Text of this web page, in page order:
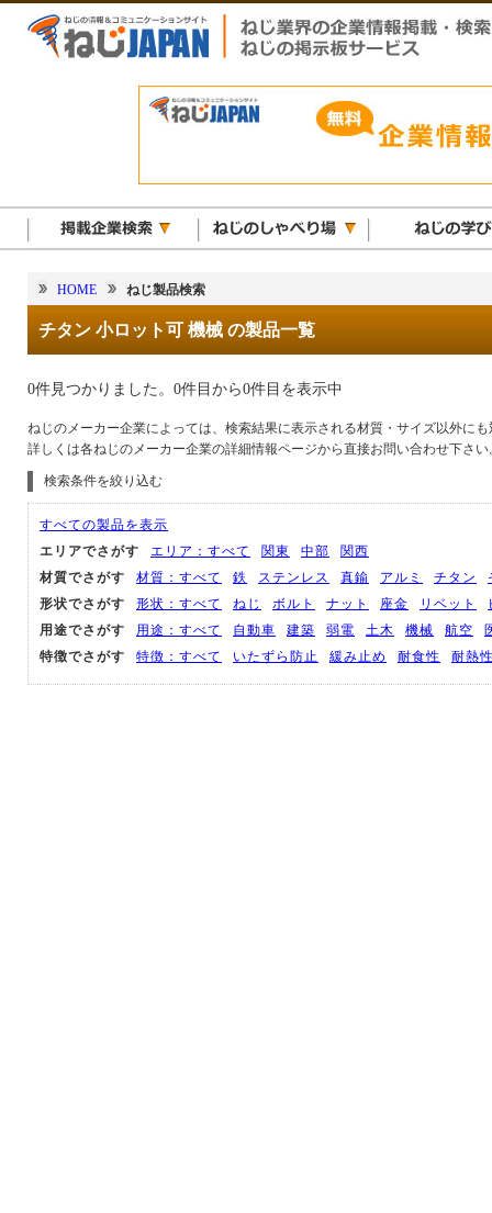
HOME ねじ製品検索
チタン 小ロット可 機械 の製品一覧
0件見つかりました。0件目から0件目を表示中
ねじのメーカー企業によっては、検索結果に表示される材質・サイズ以外に
詳しくは各ねじのメーカー企業の詳細情報ページから直接お問い合わせ下さい
検索条件を絞り込む
すべての製品を表示
エリアでさがす
エリア：すべて 関東 中部
関西
材質でさがす
材質：すべて 鉄 ステンレス 真鍮 アルミ チタン
形状でさがす
形状：すべて ねじ ボルト ナット 座金 リベット
用途でさがす
用途：すべて 自動車 建築 弱電 土木 機械 航空
特徴でさがす
特徴：すべて いたずら防止 緩み止め 耐食性 耐熱